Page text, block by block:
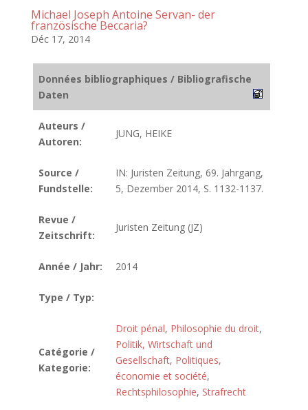
Michael Joseph Antoine Servan- der
französische Beccaria?
Déc 17, 2014
Données bibliographiques / Bibliografische
Daten
Auteurs /
Autoren:
JUNG, HEIKE
Source /
Fundstelle:
IN: Juristen Zeitung, 69. Jahrgang,
5, Dezember 2014, S. 1132-1137.
Revue /
Zeitschrift:
Juristen Zeitung (JZ)
Année / Jahr: 2014
Type / Typ:
Catégorie /
Kategorie:
Droit pénal, Philosophie du droit,
Politik, Wirtschaft und
Gesellschaft, Politiques,
économie et société,
Rechtsphilosophie, Strafrecht